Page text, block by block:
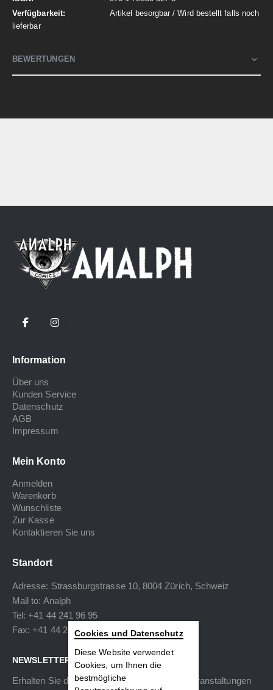
Artikel besorgbar / Wird bestellt falls noch
lieferbar
BEWERTUNGEN
Information
Über uns
Kunden Service
Datenschutz
AGB
Impressum
Mein Konto
Anmelden
Warenkorb
Wunschliste
Zur Kasse
Kontaktieren Sie uns
Standort
Adresse: Strassburgstrasse 10, 8004 Zürich, Schweiz
Mail to: Analph
Tel: +41 44 241 96 95
Fax: +41 44 240 34 40
NEWSLETTER
Erhalten Sie die neuesten Informationen zu Veranstaltungen
Cookies und Datenschutz
Diese Website verwendet
Cookies, um Ihnen die
bestmögliche